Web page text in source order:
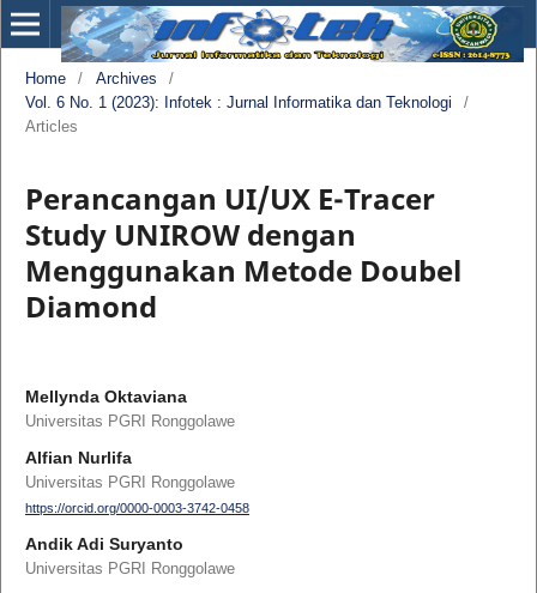
Home / Archives
/
Vol. 6 No. 1 (2023): Infotek : Jurnal Informatika dan Teknologi
/
Articles
Perancangan UI/UX E-Tracer
Study UNIROW dengan
Menggunakan Metode Doubel
Diamond
Mellynda Oktaviana
Universitas PGRI Ronggolawe
Alfian Nurlifa
Universitas PGRI Ronggolawe
https://orcid.org/0000-0003-3742-0458
Andik Adi Suryanto
Universitas PGRI Ronggolawe